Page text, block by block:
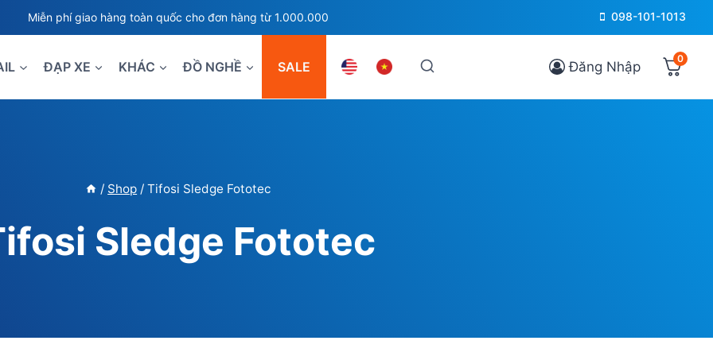
Miễn phí giao hàng toàn quốc cho đơn hàng từ 1.000.000 098-101-1013
ĐẠP XE KHÁC ĐỒ NGHỀ SALE Đăng Nhập 0
/ Shop / Tifosi Sledge Fototec
Sledge Fototec